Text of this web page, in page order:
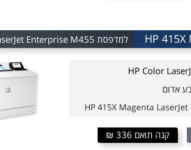
למדפסת HP Color LaserJet Enterprise M455
HP 415X Magenta
קנה תואם 336 ₪